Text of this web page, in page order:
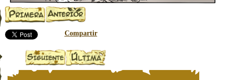
Compartir